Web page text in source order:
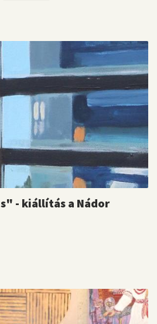
- kiállítás a Nádor